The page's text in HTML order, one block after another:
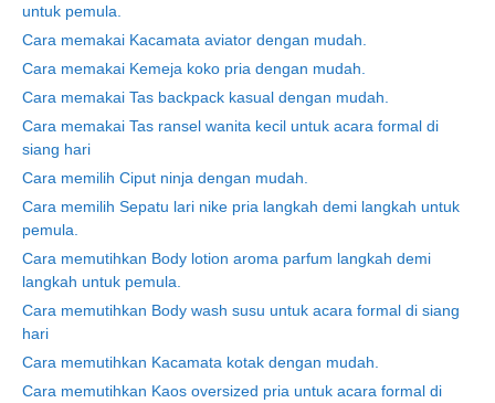
untuk pemula.
Cara memakai Kacamata aviator dengan mudah.
Cara memakai Kemeja koko pria dengan mudah.
Cara memakai Tas backpack kasual dengan mudah.
Cara memakai Tas ransel wanita kecil untuk acara formal di
siang hari
Cara memilih Ciput ninja dengan mudah.
Cara memilih Sepatu lari nike pria langkah demi langkah untuk
pemula.
Cara memutihkan Body lotion aroma parfum langkah demi
langkah untuk pemula.
Cara memutihkan Body wash susu untuk acara formal di siang
hari
Cara memutihkan Kacamata kotak dengan mudah.
Cara memutihkan Kaos oversized pria untuk acara formal di